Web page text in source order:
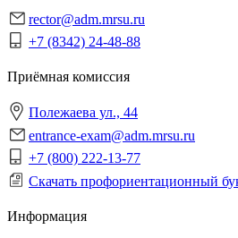
rector@adm.mrsu.ru
+7 (8342) 24-48-88
Приёмная комиссия
Полежаева ул., 44
entrance-exam@adm.mrsu.ru
+7 (800) 222-13-77
Скачать профориентационный
Информация